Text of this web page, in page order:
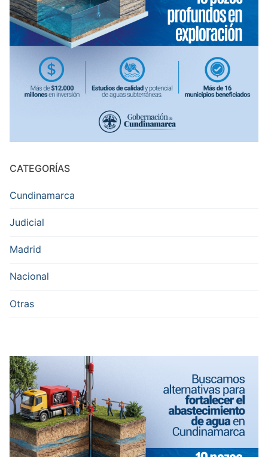
CATEGORÍAS
Cundinamarca
Judicial
Madrid
Nacional
Otras